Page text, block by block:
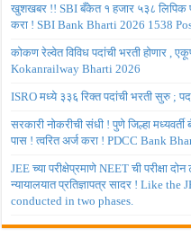
खुशखबर !! SBI बँकेत १ हजार ५३८ लिपिक
करा ! SBI Bank Bharti 2026 1538
कोकण रेल्वेत विविध पदांची भरती होणार ,
Kokanrailway Bharti 2026
ISRO मध्ये ३३६ रिक्त पदांची भरती सुरु ;
सरकारी नोकरीची संधी ! पुणे जिल्हा
पास ! त्वरित अर्ज करा ! PDCC Bank
JEE च्या परीक्षेप्रमाणे NEET ची परीक्षा
न्यायालयात प्रतिज्ञापत्र सादर ! Like
conducted in two phases.